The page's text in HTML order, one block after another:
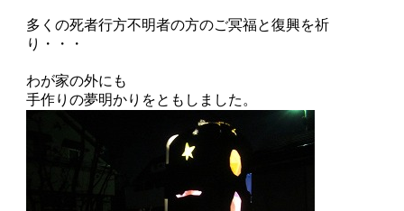
多くの死者行方不明者の方のご冥福と復興を祈
り・・・
わが家の外にも
手作りの夢明かりをともしました。